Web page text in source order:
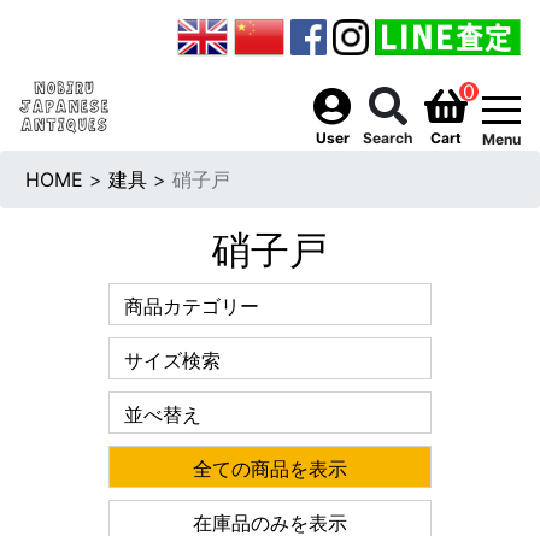
User Search
0
Cart Menu
HOME > 建具 > 硝子戸
硝子戸
商品カテゴリー
サイズ検索
並べ替え
全ての商品を表示
在庫品のみを表示